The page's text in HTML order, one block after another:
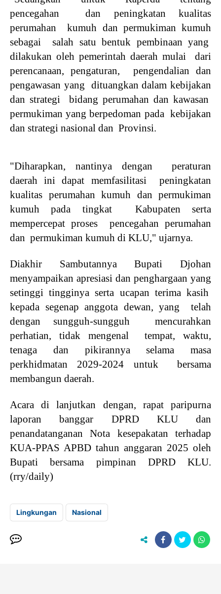
pencegahan dan peningkatan kualitas
perumahan kumuh dan permukiman kumuh
sebagai salah satu bentuk pembinaan yang
dilakukan oleh pemerintah daerah mulai dari
perencanaan, pengaturan, pengendalian dan
pengawasan yang dituangkan dalam kebijakan
dan strategi bidang perumahan dan kawasan
permukiman yang berpedoman pada kebijakan
dan strategi nasional dan Provinsi.
"Diharapkan, nantinya dengan peraturan
daerah ini dapat memfasilitasi peningkatan
kualitas perumahan kumuh dan permukiman
kumuh pada tingkat Kabupaten serta
mempercepat proses pencegahan perumahan
dan permukiman kumuh di KLU," ujarnya.
Diakhir Sambutannya Bupati Djohan
menyampaikan apresiasi dan penghargaan yang
setinggi tingginya serta ucapan terima kasih
kepada segenap anggota dewan, yang telah
dengan sungguh-sungguh mencurahkan
perhatian, tidak mengenal tempat, waktu,
tenaga dan pikirannya selama masa
perkhidmatan 2029-2024 untuk bersama
membangun daerah.
Acara di lanjutkan dengan, rapat paripurna
laporan banggar DPRD KLU dan
penandatanganan Nota kesepakatan terhadap
KUA-PPAS APBD tahun anggaran 2025 oleh
Bupati bersama pimpinan DPRD KLU.
(rry/daily)
Lingkungan Nasional